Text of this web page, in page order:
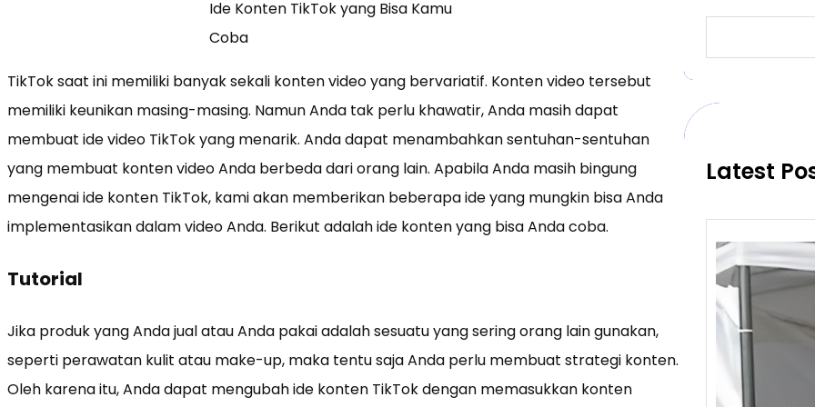
Ide Konten TikTok yang Bisa Kamu
Coba
TikTok saat ini memiliki banyak sekali konten video yang bervariatif. Konten video tersebut
memiliki keunikan masing-masing. Namun Anda tak perlu khawatir, Anda masih dapat
membuat ide video TikTok yang menarik. Anda dapat menambahkan sentuhan-sentuhan
yang membuat konten video Anda berbeda dari orang lain. Apabila Anda masih bingung
mengenai ide konten TikTok, kami akan memberikan beberapa ide yang mungkin bisa Anda
implementasikan dalam video Anda. Berikut adalah ide konten yang bisa Anda coba.
Tutorial
Jika produk yang Anda jual atau Anda pakai adalah sesuatu yang sering orang lain gunakan,
seperti perawatan kulit atau make-up, maka tentu saja Anda perlu membuat strategi konten.
Oleh karena itu, Anda dapat mengubah ide konten TikTok dengan memasukkan konten
a
c
Latest